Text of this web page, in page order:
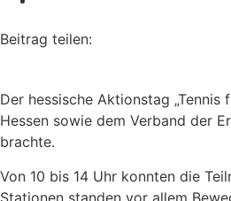
Beitrag teilen:
Der hessische Aktionstag
Hessen sowie dem Verband der
brachte.
Von 10 bis 14 Uhr konnten die
Stationen standen vor allem